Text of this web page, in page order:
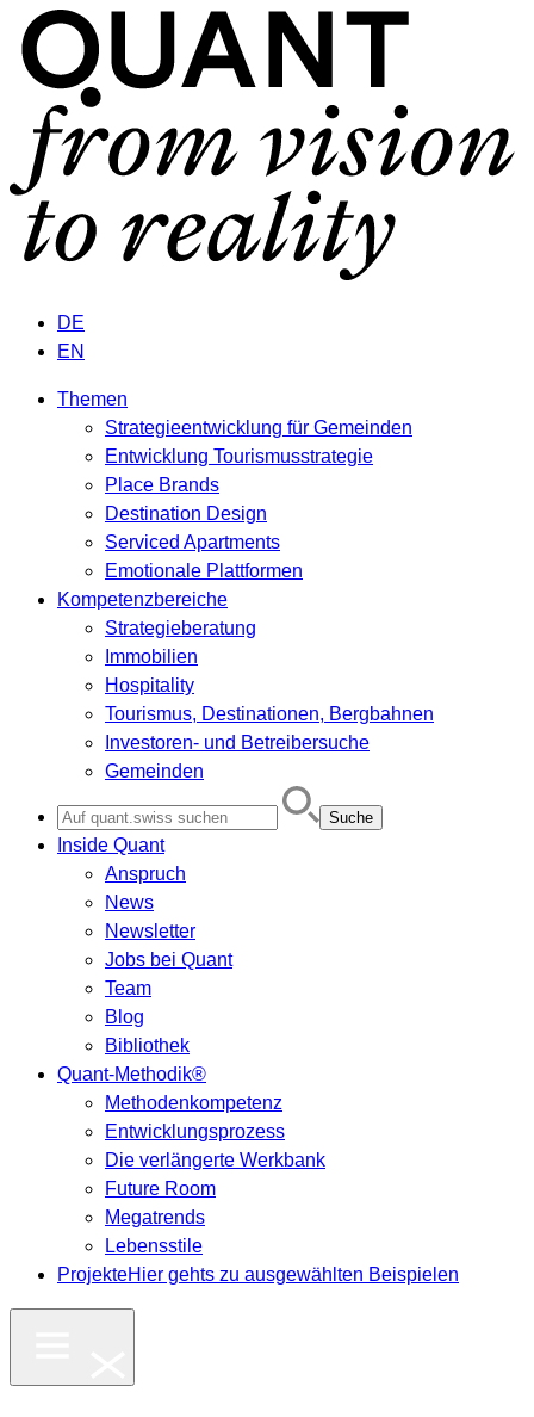
DE
EN
Themen
Strategieentwicklung für Gemeinden
Entwicklung Tourismusstrategie
Place Brands
Destination Design
Serviced Apartments
Emotionale Plattformen
Kompetenzbereiche
Strategieberatung
Immobilien
Hospitality
Tourismus, Destinationen, Bergbahnen
Investoren- und Betreibersuche
Gemeinden
for:
Inside Quant
Anspruch
News
Newsletter
Jobs bei Quant
Team
Blog
Bibliothek
Quant-Methodik®
Methodenkompetenz
Entwicklungsprozess
Die verlängerte Werkbank
Future Room
Megatrends
Lebensstile
ProjekteHier gehts zu ausgewählten Beispielen